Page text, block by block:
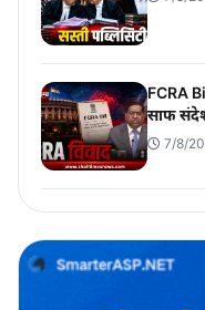
FCRA
साफ
7/8/